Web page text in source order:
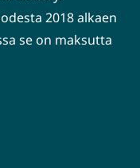
2018 alkaen
se on maksutta